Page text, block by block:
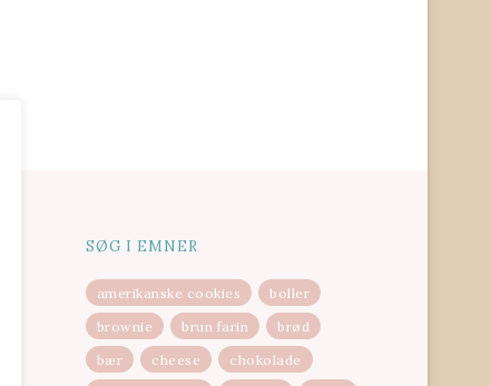
SØG I EMNER
amerikanske cookies
boller
brownie
brun farin
brød
bær
cheese
chokolade